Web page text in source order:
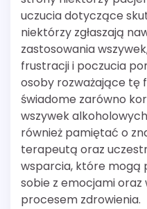
uczucia dotyczące
niektórzy zgłaszają
zastosowania
frustracji i poczucia
osoby rozważające tę
świadome zarówno
wszywek
również pamiętać o
terapeutą oraz
wsparcia, które mogą
sobie z emocjami oraz
procesem zdrowienia.